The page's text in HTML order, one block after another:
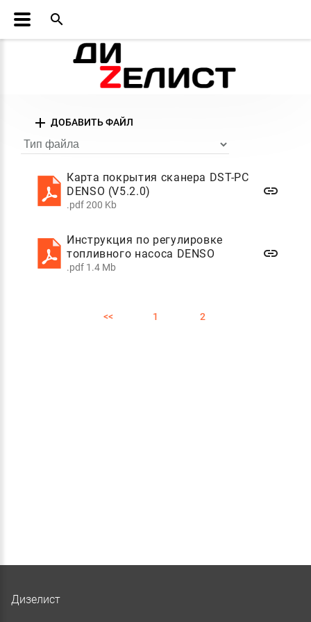
add ДОБАВИТЬ ФАЙЛ
Тип файла
Карта покрытия сканера DST-PC
DENSO (V5.2.0)
.pdf 200 Kb
link
Инструкция по регулировке
топливного насоса DENSO
.pdf 1.4 Mb
link
<< 1 2
Дизелист
search